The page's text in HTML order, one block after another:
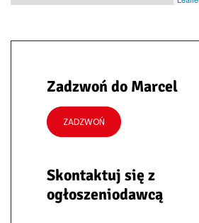
Zadzwoń do Marcel
ZADZWOŃ
Skontaktuj się z
ogłoszeniodawcą